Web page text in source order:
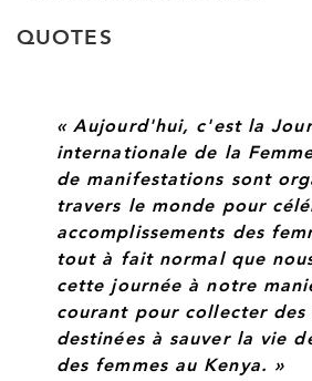
QUOTES
« Aujourd'hui, c'est la
internationale de la
de manifestations sont
travers le monde pour
accomplissements des
tout à fait normal que
cette journée à notre
courant pour collecter des
destinées à sauver la vie
des femmes au Kenya. »